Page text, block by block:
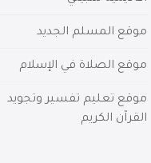
موقع المسلم الجديد
موقع الصلاة في الإسلام
موقع تعليم تفسير وتجويد
القرآن الكريم